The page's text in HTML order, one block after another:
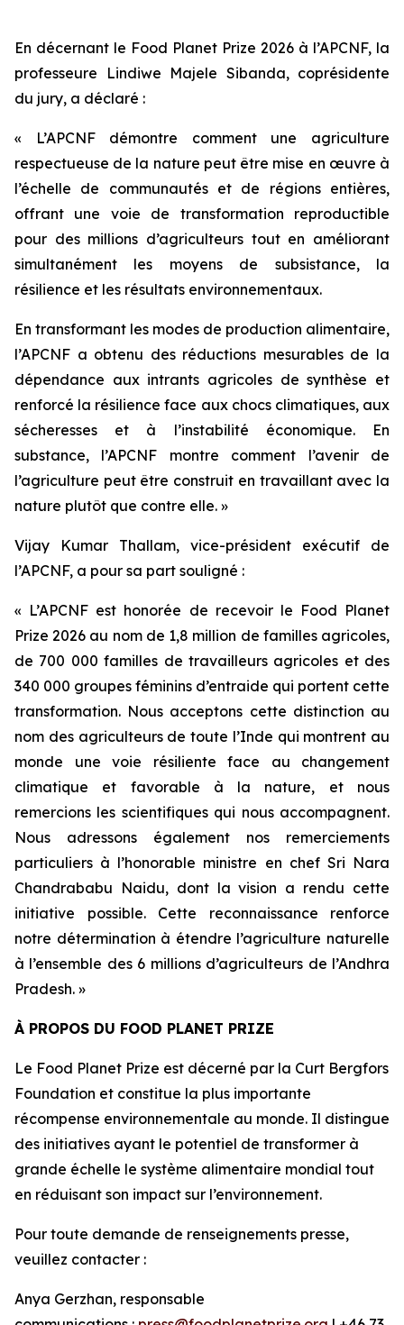
En décernant le Food Planet Prize 2026 à l’APCNF, la
professeure Lindiwe Majele Sibanda, coprésidente
du jury, a déclaré :
« L’APCNF démontre comment une agriculture
respectueuse de la nature peut être mise en œuvre à
l’échelle de communautés et de régions entières,
offrant une voie de transformation reproductible
pour des millions d’agriculteurs tout en améliorant
simultanément les moyens de subsistance, la
résilience et les résultats environnementaux.
En transformant les modes de production alimentaire,
l’APCNF a obtenu des réductions mesurables de la
dépendance aux intrants agricoles de synthèse et
renforcé la résilience face aux chocs climatiques, aux
sécheresses et à l’instabilité économique. En
substance, l’APCNF montre comment l’avenir de
l’agriculture peut être construit en travaillant avec la
nature plutôt que contre elle. »
Vijay Kumar Thallam, vice-président exécutif de
l’APCNF, a pour sa part souligné :
« L’APCNF est honorée de recevoir le Food Planet
Prize 2026 au nom de 1,8 million de familles agricoles,
de 700 000 familles de travailleurs agricoles et des
340 000 groupes féminins d’entraide qui portent cette
transformation. Nous acceptons cette distinction au
nom des agriculteurs de toute l’Inde qui montrent au
monde une voie résiliente face au changement
climatique et favorable à la nature, et nous
remercions les scientifiques qui nous accompagnent.
Nous adressons également nos remerciements
particuliers à l’honorable ministre en chef Sri Nara
Chandrababu Naidu, dont la vision a rendu cette
initiative possible. Cette reconnaissance renforce
notre détermination à étendre l’agriculture naturelle
à l’ensemble des 6 millions d’agriculteurs de l’Andhra
Pradesh. »
À PROPOS DU FOOD PLANET PRIZE
Le Food Planet Prize est décerné par la Curt Bergfors
Foundation et constitue la plus importante
récompense environnementale au monde. Il distingue
des initiatives ayant le potentiel de transformer à
grande échelle le système alimentaire mondial tout
en réduisant son impact sur l’environnement.
Pour toute demande de renseignements presse,
veuillez contacter :
Anya Gerzhan, responsable